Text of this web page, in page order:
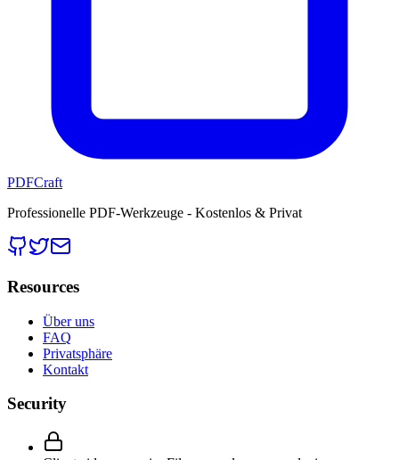
PDFCraft
Professionelle PDF-Werkzeuge - Kostenlos & Privat
Resources
Über uns
FAQ
Privatsphäre
Kontakt
Security